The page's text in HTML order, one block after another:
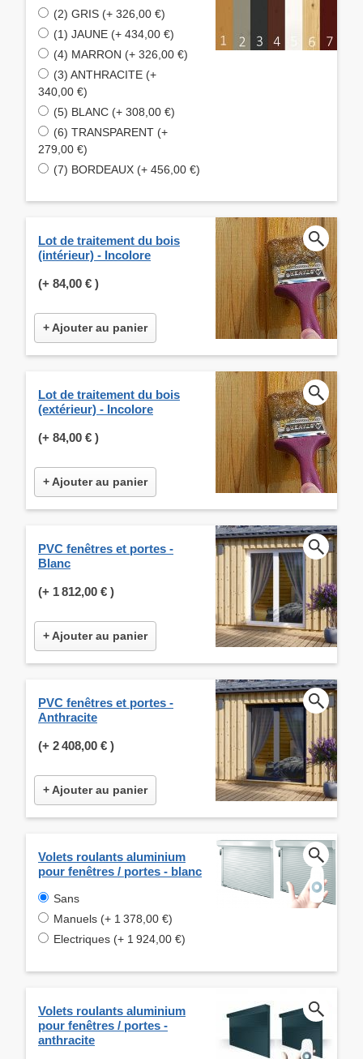
(2) GRIS (+ 326,00 €)
(1) JAUNE (+ 434,00 €)
(4) MARRON (+ 326,00 €)
(3) ANTHRACITE (+
340,00 €)
(5) BLANC (+ 308,00 €)
(6) TRANSPARENT (+
279,00 €)
(7) BORDEAUX (+ 456,00 €)
Lot de traitement du bois
(intérieur) - Incolore
(+ 84,00 € )
+ Ajouter au panier
Lot de traitement du bois
(extérieur) - Incolore
(+ 84,00 € )
+ Ajouter au panier
PVC fenêtres et portes -
Blanc
(+ 1 812,00 € )
+ Ajouter au panier
PVC fenêtres et portes -
Anthracite
(+ 2 408,00 € )
+ Ajouter au panier
Volets roulants aluminium
pour fenêtres / portes - blanc
Sans
Manuels (+ 1 378,00 €)
Electriques (+ 1 924,00 €)
Volets roulants aluminium
pour fenêtres / portes -
anthracite